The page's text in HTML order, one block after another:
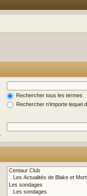
Rechercher tous les termes
Rechercher n’importe lequel